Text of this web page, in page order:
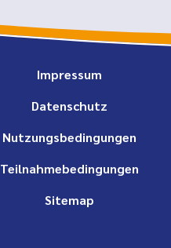
Impressum
Datenschutz
Nutzungsbedingungen
Teilnahmebedingungen
Sitemap